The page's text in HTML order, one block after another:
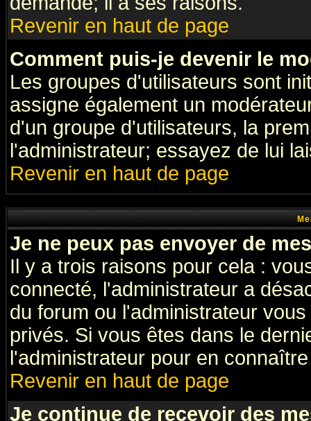
Revenir en haut de page
Comment puis-je devenir le
Les groupes d'utilisateurs sont
assigne également un
d'un groupe d'utilisateurs, la
l'administrateur; essayez de lui
Revenir en haut de page
Je ne peux pas envoyer de
Il y a trois raisons pour cela :
connecté, l'administrateur a
du forum ou l'administrateur
privés. Si vous êtes dans le
l'administrateur pour en
Revenir en haut de page
Je continue de recevoir des